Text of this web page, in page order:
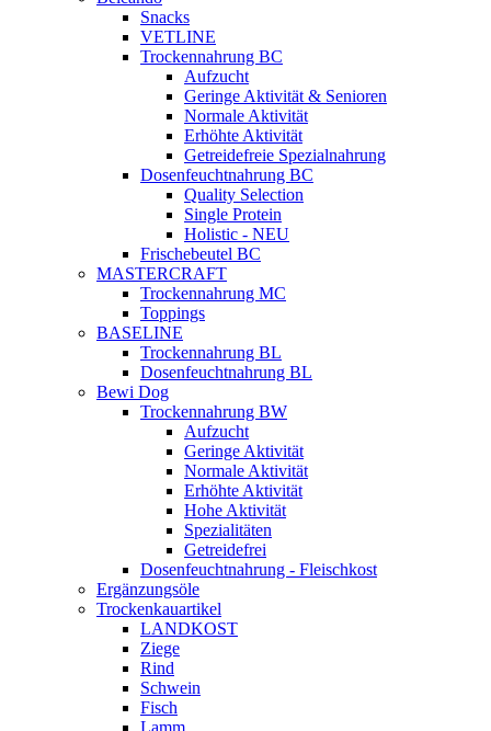
Snacks
VETLINE
Trockennahrung BC
Aufzucht
Geringe Aktivität & Senioren
Normale Aktivität
Erhöhte Aktivität
Getreidefreie Spezialnahrung
Dosenfeuchtnahrung BC
Quality Selection
Single Protein
Holistic - NEU
Frischebeutel BC
MASTERCRAFT
Trockennahrung MC
Toppings
BASELINE
Trockennahrung BL
Dosenfeuchtnahrung BL
Bewi Dog
Trockennahrung BW
Aufzucht
Geringe Aktivität
Normale Aktivität
Erhöhte Aktivität
Hohe Aktivität
Spezialitäten
Getreidefrei
Dosenfeuchtnahrung - Fleischkost
Ergänzungsöle
Trockenkauartikel
LANDKOST
Ziege
Rind
Schwein
Fisch